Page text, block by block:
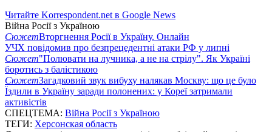
Читайте Korrespondent.net в Google News
Війна Росії з Україною
СюжетВторгнення Росії в Україну. Онлайн
УЧХ повідомив про безпрецедентні атаки РФ у липні
Сюжет"Полювати на лучника, а не на стрілу". Як Україні
боротись з балістикою
СюжетЗагадковий звук вибуху налякав Москву: що це було
Їздили в Україну заради полонених: у Кореї затримали
активістів
СПЕЦТЕМА: Війна Росії з Україною
ТЕГИ: Херсонская область